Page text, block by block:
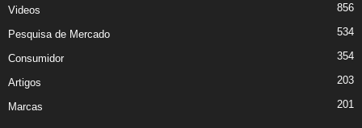
Videos 856
Pesquisa de Mercado 534
Consumidor 354
Artigos 203
Marcas 201